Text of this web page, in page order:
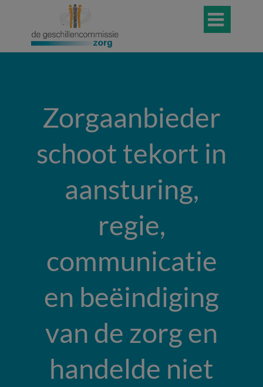

Zorgaanbieder
schoot tekort in
aansturing,
regie,
communicatie
en beëindiging
van de zorg en
handelde niet